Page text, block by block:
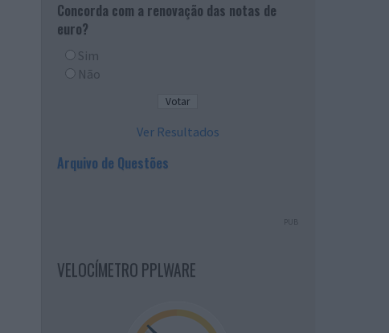
Concorda com a renovação das notas de
euro?
Sim
Não
Ver Resultados
Arquivo de Questões
PUB
VELOCÍMETRO PPLWARE